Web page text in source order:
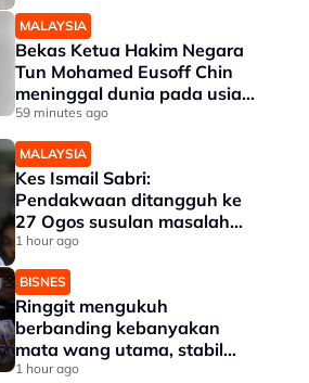
MALAYSIA
Bekas Ketua Hakim Negara
Tun Mohamed Eusoff Chin
meninggal dunia pada usia
91 tahun
59 minutes ago
MALAYSIA
Kes Ismail Sabri:
Pendakwaan ditangguh ke
27 Ogos susulan masalah
kesihatan
1 hour ago
BISNES
Ringgit mengukuh
berbanding kebanyakan
mata wang utama, stabil
dengan dolar AS
1 hour ago